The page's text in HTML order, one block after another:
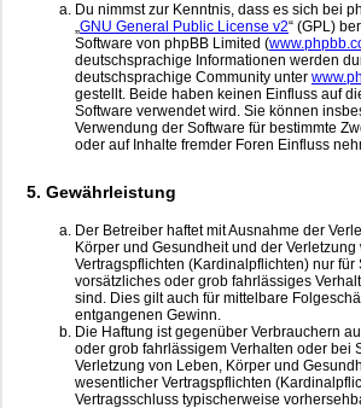
Du nimmst zur Kenntnis, dass es sich bei
„GNU General Public License v2“ (GPL)
Software von phpBB Limited (
deutschsprachige Informationen werden
deutschsprachige Community unter
gestellt. Beide haben keinen Einfluss auf
Software verwendet wird. Sie können
Verwendung der Software für bestimmte
oder auf Inhalte fremder Foren Einfluss
5. Gewährleistung
Der Betreiber haftet mit Ausnahme der
Körper und Gesundheit und der
Vertragspflichten (Kardinalpflichten) nur für
vorsätzliches oder grob fahrlässiges
sind. Dies gilt auch für mittelbare
entgangenen Gewinn.
Die Haftung ist gegenüber Verbrauchern
oder grob fahrlässigem Verhalten oder bei
Verletzung von Leben, Körper und
wesentlicher Vertragspflichten
Vertragsschluss typischerweise